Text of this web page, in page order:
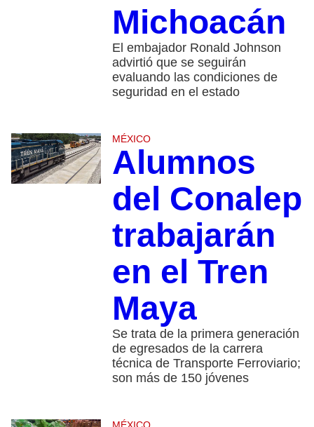
Michoacán
El embajador Ronald Johnson
advirtió que se seguirán
evaluando las condiciones de
seguridad en el estado
MÉXICO
Alumnos
del Conalep
trabajarán
en el Tren
Maya
Se trata de la primera generación
de egresados de la carrera
técnica de Transporte Ferroviario;
son más de 150 jóvenes